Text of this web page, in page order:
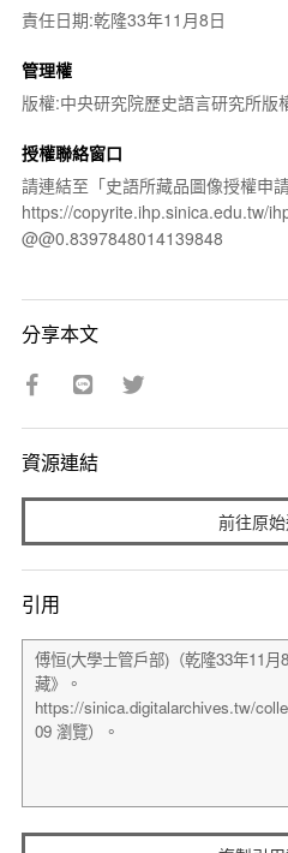
責任日期:乾隆33年11月8日
管理權
版權:中央研究院歷史語言研究所版
授權聯絡窗口
請連結至「史語所藏品圖像授權申
https://copyrite.ihp.sinica.edu.tw/
@@0.8397848014139848
分享本文
資源連結
前往原
引用